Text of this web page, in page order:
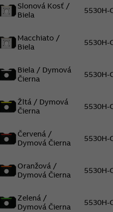
Slonová Kosť /
Biela
5530H-
Macchiato /
Biela
5530H-
Biela / Dymová
Čierna
5530H-
Žltá / Dymová
Čierna
5530H-
Červená /
Dymová Čierna
5530H-
Oranžová /
Dymová Čierna
5530H-
Zelená /
Dymová Čierna
5530H-